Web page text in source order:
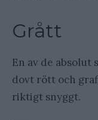
Grått
En av de absolut
dovt rött och
riktigt snyggt.